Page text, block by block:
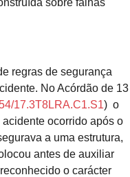
sobre falhas
regras de segurança
No Acórdão de 13
17.3T8LRA.C1.S1) o
ocorrido após o
a uma estrutura,
antes de auxiliar
o carácter